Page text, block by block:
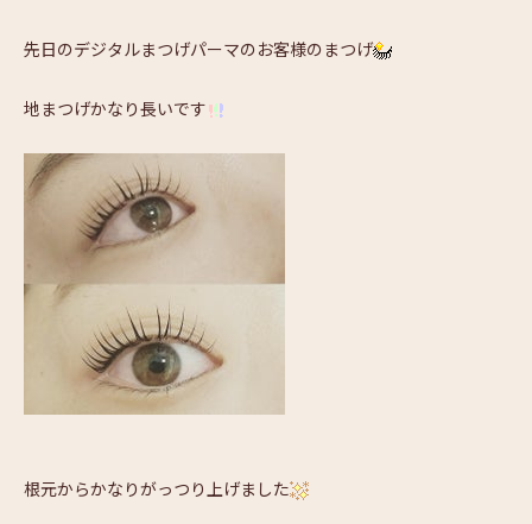
先日のデジタルまつげパーマのお客様のまつげ
地まつげかなり長いです
根元からかなりがっつり上げました